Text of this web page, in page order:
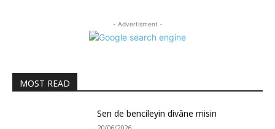
- Advertisment -
MOST READ
Sen de bencileyin divâne misin